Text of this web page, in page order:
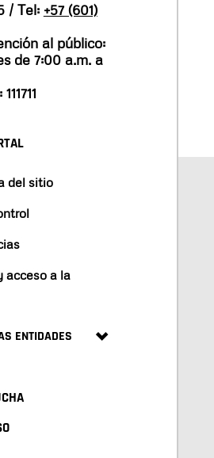
/ Tel: +57 (601)
al público:
de 7:00 a.m. a
del sitio
acceso a la
ENTIDADES